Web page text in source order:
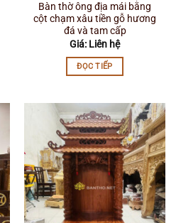
Bàn thờ ông địa mái bằng
cột chạm xâu tiền gỗ hương
đá và tam cấp
Giá: Liên hệ
ĐỌC TIẾP